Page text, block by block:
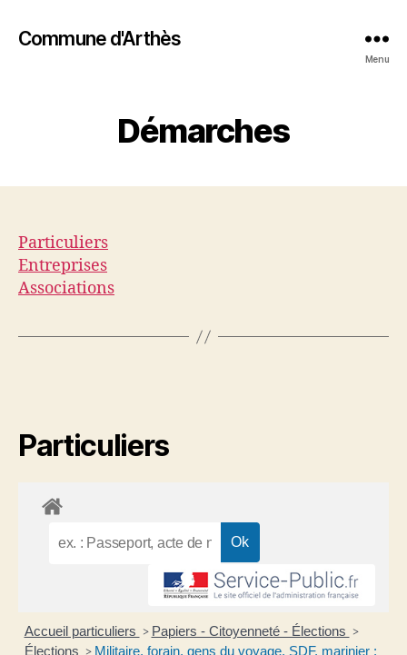
Commune d'Arthès
Menu
Démarches
Particuliers
Entreprises
Associations
Particuliers
Accueil particuliers > Papiers - Citoyenneté - Élections >
Élections
Militaire, forain, gens du voyage, SDF, marinier :